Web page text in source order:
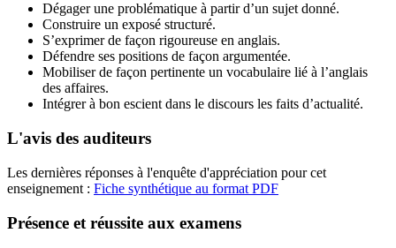
Dégager une problématique à partir d’un sujet donné.
Construire un exposé structuré.
S’exprimer de façon rigoureuse en anglais.
Défendre ses positions de façon argumentée.
Mobiliser de façon pertinente un vocabulaire lié à l’anglais
des affaires.
Intégrer à bon escient dans le discours les faits d’actualité.
L'avis des auditeurs
Les dernières réponses à l'enquête d'appréciation pour cet
enseignement : Fiche synthétique au format PDF
Présence et réussite aux examens